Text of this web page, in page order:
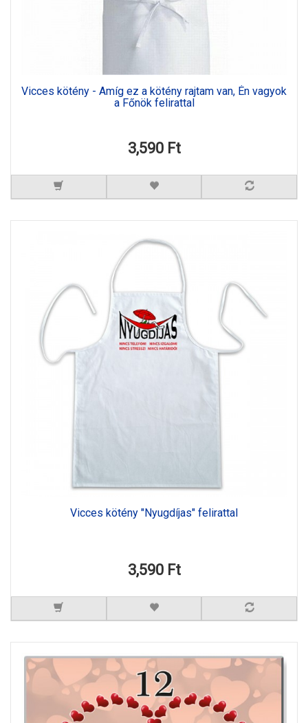
Vicces kötény - Amíg ez a kötény rajtam van, Én vagyok
a Főnök felirattal
3,590 Ft
Vicces kötény "Nyugdíjas" felirattal
3,590 Ft